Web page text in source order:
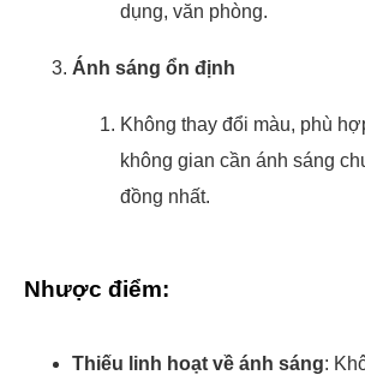
dụng, văn phòng.
Ánh sáng ổn định
Không thay đổi màu, phù
không gian cần ánh sáng
đồng nhất.
Nhược điểm:
Thiếu linh hoạt về ánh sáng: